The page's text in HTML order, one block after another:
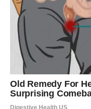
VODOLIJA
Zvijezde vam donose
ljubavi.
Bićete zbunjeni jer
zauvijek.